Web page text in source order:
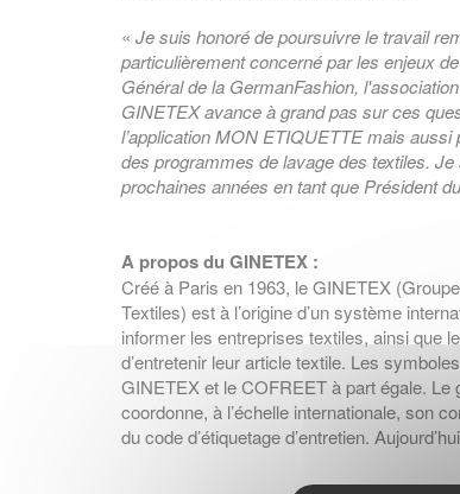
«Je suis honoré de poursuivre le travail
particulièrement concerné par les enjeux
Général de la GermanFashion,
GINETEX avance à grand pas sur ces
l’application MON ETIQUETTE mais
des programmes de lavage des textiles.
prochaines années en tant que Président
A propos du GINETEX :
Créé à Paris en 1963, le GINETEX
Textiles) est à l’origine d’un système
informer les entreprises textiles, ainsi que
d’entretenir leur article textile. Les
GINETEX et le COFREET à part égale.
coordonne, à l’échelle internationale, son
du code d’étiquetage d’entretien.